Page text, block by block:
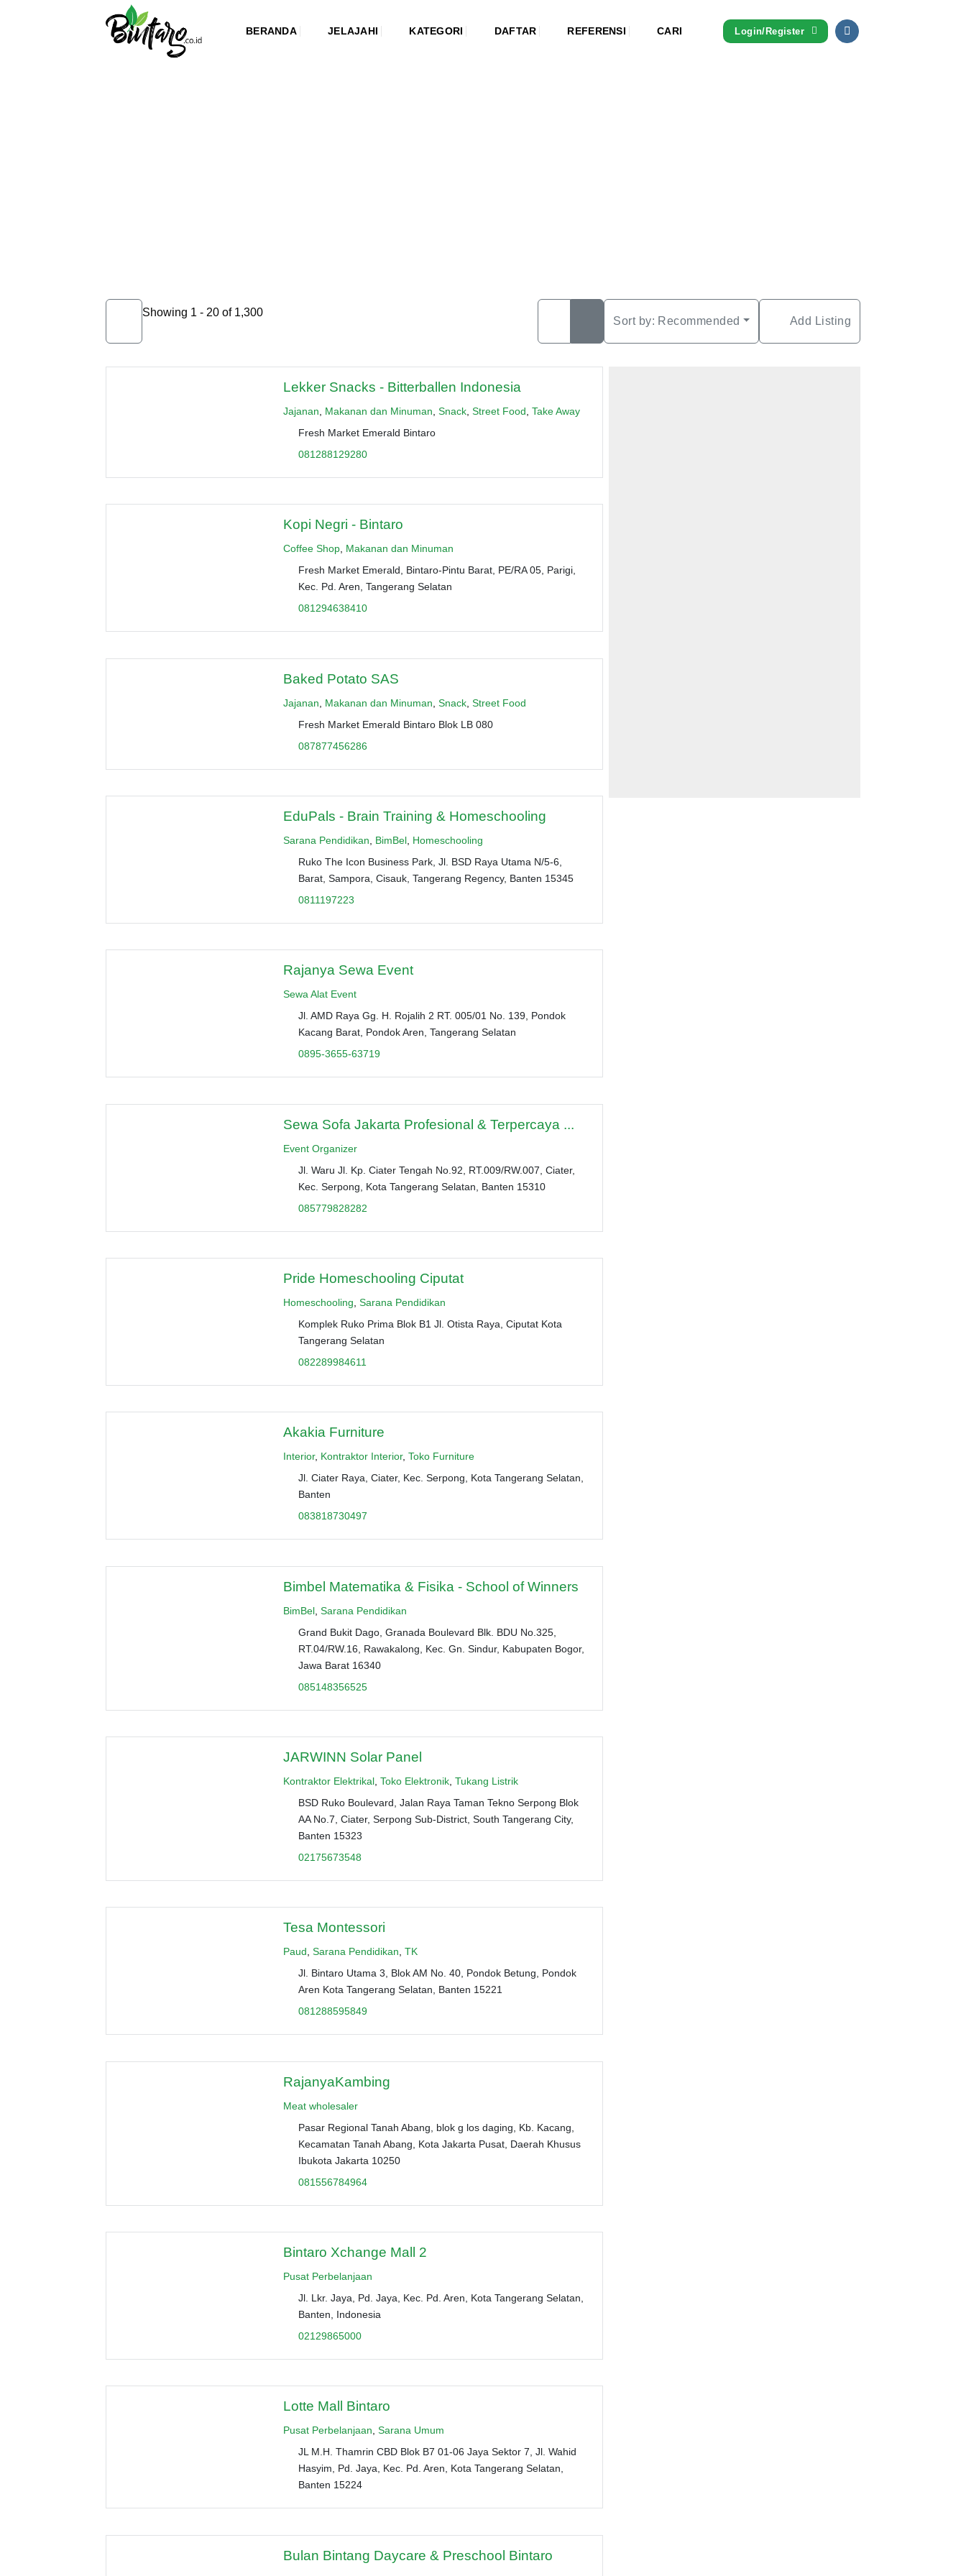
BERANDA JELAJAHI KATEGORI DAFTAR REFERENSI CARI Login/Register
Showing 1 - 20 of 1,300
Sort by: Recommended Add Listing
Lekker Snacks - Bitterballen Indonesia
Jajanan Makanan dan Minuman Snack Street Food Take Away
Fresh Market Emerald Bintaro
081288129280
Kopi Negri - Bintaro
Coffee Shop, Makanan dan Minuman
Fresh Market Emerald, Bintaro-Pintu Barat, PE/RA 05, Parigi,
Kec. Pd. Aren, Tangerang Selatan
081294638410
Baked Potato SAS
Jajanan Makanan dan Minuman Snack Street Food
Fresh Market Emerald Bintaro Blok LB 080
087877456286
EduPals - Brain Training & Homeschooling
Sarana Pendidikan BimBel Homeschooling
Ruko The Icon Business Park, Jl. BSD Raya Utama N/5-6,
Barat, Sampora, Cisauk, Tangerang Regency, Banten 15345
0811197223
Rajanya Sewa Event
Sewa Alat Event
Jl. AMD Raya Gg. H. Rojalih 2 RT. 005/01 No. 139, Pondok
Kacang Barat, Pondok Aren, Tangerang Selatan
0895-3655-63719
Sewa Sofa Jakarta Profesional & Terpercaya ...
Event Organizer
Jl. Waru Jl. Kp. Ciater Tengah No.92, RT.009/RW.007, Ciater,
Kec. Serpong, Kota Tangerang Selatan, Banten 15310
085779828282
Pride Homeschooling Ciputat
Homeschooling Sarana Pendidikan
Komplek Ruko Prima Blok B1 Jl. Otista Raya, Ciputat Kota
Tangerang Selatan
082289984611
Akakia Furniture
Interior, Kontraktor Interior, Toko Furniture
Jl. Ciater Raya, Ciater, Kec. Serpong, Kota Tangerang Selatan,
Banten
083818730497
Bimbel Matematika & Fisika - School of Winners
BimBel Sarana Pendidikan
Grand Bukit Dago, Granada Boulevard Blk. BDU No.325,
RT.04/RW.16, Rawakalong, Kec. Gn. Sindur, Kabupaten Bogor,
Jawa Barat 16340
085148356525
JARWINN Solar Panel
Kontraktor Elektrikal Toko Elektronik Tukang Listrik
BSD Ruko Boulevard, Jalan Raya Taman Tekno Serpong Blok
AA No.7, Ciater, Serpong Sub-District, South Tangerang City,
Banten 15323
02175673548
Tesa Montessori
Paud, Sarana Pendidikan, TK
Jl. Bintaro Utama 3, Blok AM No. 40, Pondok Betung, Pondok
Aren Kota Tangerang Selatan, Banten 15221
081288595849
RajanyaKambing
Meat wholesaler
Pasar Regional Tanah Abang, blok g los daging, Kb. Kacang,
Kecamatan Tanah Abang, Kota Jakarta Pusat, Daerah Khusus
Ibukota Jakarta 10250
081556784964
Bintaro Xchange Mall 2
Pusat Perbelanjaan
Jl. Lkr. Jaya, Pd. Jaya, Kec. Pd. Aren, Kota Tangerang Selatan,
Banten, Indonesia
02129865000
Lotte Mall Bintaro
Pusat Perbelanjaan, Sarana Umum
JL M.H. Thamrin CBD Blok B7 01-06 Jaya Sektor 7, Jl. Wahid
Hasyim, Pd. Jaya, Kec. Pd. Aren, Kota Tangerang Selatan,
Banten 15224
Bulan Bintang Daycare & Preschool Bintaro